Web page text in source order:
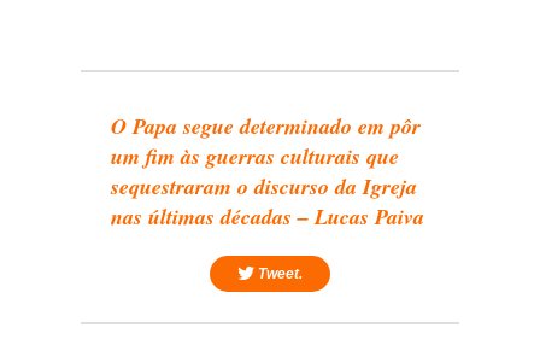
O Papa segue determinado em pôr
um fim às guerras culturais que
sequestraram o discurso da Igreja
nas últimas décadas – Lucas Paiva
Tweet.